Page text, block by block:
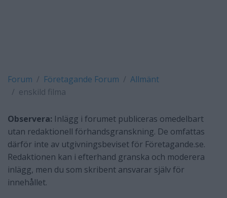
Forum Företagande Forum
Allmänt
enskild filma
Observera: Inlägg i forumet publiceras omedelbart
utan redaktionell förhandsgranskning. De omfattas
därför inte av utgivningsbeviset för Företagande.se.
Redaktionen kan i efterhand granska och moderera
inlägg, men du som skribent ansvarar själv för
innehållet.